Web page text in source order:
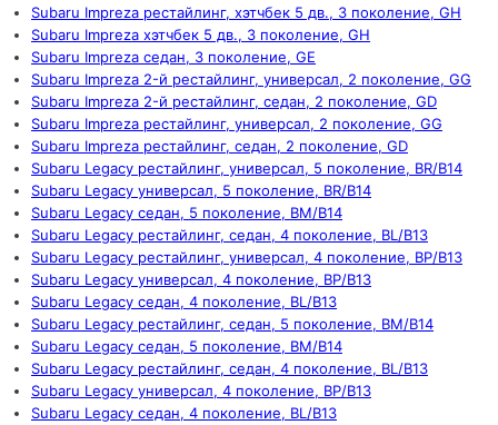
Subaru Impreza рестайлинг, хэтчбек 5 дв., 3 поколение, GH
Subaru Impreza хэтчбек 5 дв., 3 поколение, GH
Subaru Impreza седан, 3 поколение, GE
Subaru Impreza 2-й рестайлинг, универсал, 2 поколение, GG
Subaru Impreza 2-й рестайлинг, седан, 2 поколение, GD
Subaru Impreza рестайлинг, универсал, 2 поколение, GG
Subaru Impreza рестайлинг, седан, 2 поколение, GD
Subaru Legacy рестайлинг, универсал, 5 поколение, BR/B14
Subaru Legacy универсал, 5 поколение, BR/B14
Subaru Legacy седан, 5 поколение, BM/B14
Subaru Legacy рестайлинг, седан, 4 поколение, BL/B13
Subaru Legacy рестайлинг, универсал, 4 поколение, BP/B13
Subaru Legacy универсал, 4 поколение, BP/B13
Subaru Legacy седан, 4 поколение, BL/B13
Subaru Legacy рестайлинг, седан, 5 поколение, BM/B14
Subaru Legacy седан, 5 поколение, BM/B14
Subaru Legacy рестайлинг, седан, 4 поколение, BL/B13
Subaru Legacy универсал, 4 поколение, BP/B13
Subaru Legacy седан, 4 поколение, BL/B13